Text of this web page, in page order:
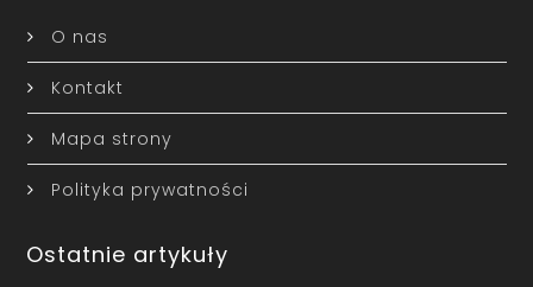
O nas
Kontakt
Mapa strony
Polityka prywatności
Ostatnie artykuły